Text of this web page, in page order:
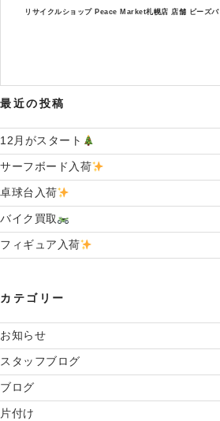
ー
稿
の
リサイクルショップ Peace Market札幌店 店舗 ビーズバ
最近の投稿
12月がスタート
サーフボード入荷
卓球台入荷
バイク買取
フィギュア入荷
カテゴリー
お知らせ
スタッフブログ
ブログ
片付け